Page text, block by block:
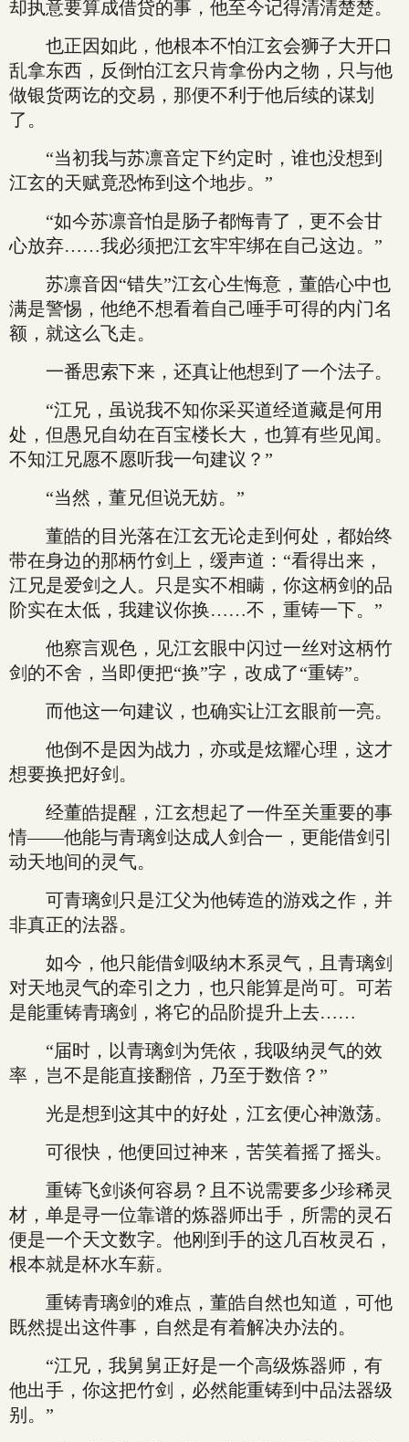
却执意要算成借贷的事，他至今记得清清楚楚。
也正因如此，他根本不怕江玄会狮子大开口
乱拿东西，反倒怕江玄只肯拿份内之物，只与他
做银货两讫的交易，那便不利于他后续的谋划
了。
“当初我与苏凛音定下约定时，谁也没想到
江玄的天赋竟恐怖到这个地步。”
“如今苏凛音怕是肠子都悔青了，更不会甘
心放弃……我必须把江玄牢牢绑在自己这边。”
苏凛音因“错失”江玄心生悔意，董皓心中也
满是警惕，他绝不想看着自己唾手可得的内门名
额，就这么飞走。
一番思索下来，还真让他想到了一个法子。
“江兄，虽说我不知你采买道经道藏是何用
处，但愚兄自幼在百宝楼长大，也算有些见闻。
不知江兄愿不愿听我一句建议？”
“当然，董兄但说无妨。”
董皓的目光落在江玄无论走到何处，都始终
带在身边的那柄竹剑上，缓声道：“看得出来，
江兄是爱剑之人。只是实不相瞒，你这柄剑的品
阶实在太低，我建议你换……不，重铸一下。”
他察言观色，见江玄眼中闪过一丝对这柄竹
剑的不舍，当即便把“换”字，改成了“重铸”。
而他这一句建议，也确实让江玄眼前一亮。
他倒不是因为战力，亦或是炫耀心理，这才
想要换把好剑。
经董皓提醒，江玄想起了一件至关重要的事
情——他能与青璃剑达成人剑合一，更能借剑引
动天地间的灵气。
可青璃剑只是江父为他铸造的游戏之作，并
非真正的法器。
如今，他只能借剑吸纳木系灵气，且青璃剑
对天地灵气的牵引之力，也只能算是尚可。可若
是能重铸青璃剑，将它的品阶提升上去……
“届时，以青璃剑为凭依，我吸纳灵气的效
率，岂不是能直接翻倍，乃至于数倍？”
光是想到这其中的好处，江玄便心神激荡。
可很快，他便回过神来，苦笑着摇了摇头。
重铸飞剑谈何容易？且不说需要多少珍稀灵
材，单是寻一位靠谱的炼器师出手，所需的灵石
便是一个天文数字。他刚到手的这几百枚灵石，
根本就是杯水车薪。
重铸青璃剑的难点，董皓自然也知道，可他
既然提出这件事，自然是有着解决办法的。
“江兄，我舅舅正好是一个高级炼器师，有
他出手，你这把竹剑，必然能重铸到中品法器级
别。”